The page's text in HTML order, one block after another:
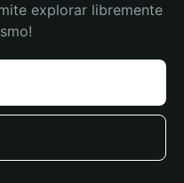
explorar libremente